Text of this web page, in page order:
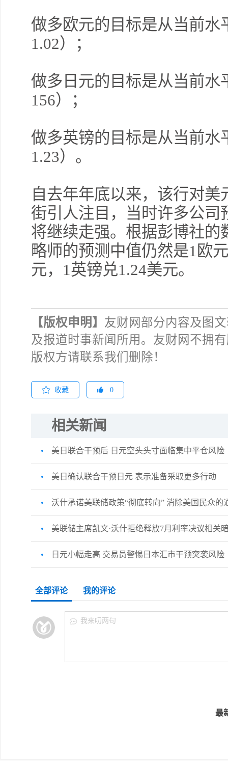
做多欧元的目标是从当前水
1.02）；
做多日元的目标是从当前水
156）；
做多英镑的目标是从当前水
1.23）。
自去年年底以来，该行对
街引人注目，当时许多公
将继续走强。根据彭博社的
略师的预测中值仍然是1欧
元，1英镑兑1.24美元。
【版权申明】 友财网部分内容及图
及报道时事新闻所用。友财网不拥
版权方请联系我们删除！
收藏 0
相关新闻
美日联合干预后 日元空头头寸面临集中平仓风险
美日确认联合干预日元 表示准备采取更多行动
沃什承诺美联储政策“彻底转向” 消除美国民众的
美联储主席凯文·沃什拒绝释放7月利率决议相关
日元小幅走高 交易员警惕日本汇市干预突袭风险
全部评论 我的评论
我来叨两句
最